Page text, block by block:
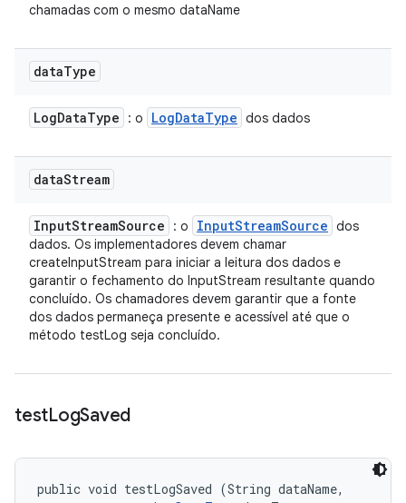
chamadas com o mesmo dataName
dataType
LogDataType : o LogDataType dos dados
dataStream
InputStreamSource : o InputStreamSource dos
dados. Os implementadores devem chamar
createInputStream para iniciar a leitura dos dados e
garantir o fechamento do InputStream resultante quando
concluído. Os chamadores devem garantir que a fonte
dos dados permaneça presente e acessível até que o
método testLog seja concluído.
testLogSaved
public void testLogSaved (String dataName,